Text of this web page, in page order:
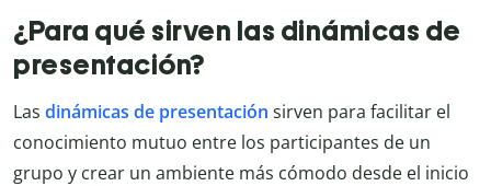
¿Para qué sirven las dinámicas de
presentación?
Las dinámicas de presentación sirven para facilitar el
conocimiento mutuo entre los participantes de un
grupo y crear un ambiente más cómodo desde el inicio